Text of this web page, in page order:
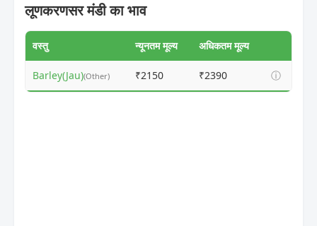
लूणकरणसर मंडी का भाव
वस्तु न्यूनतम मूल्य अधिकतम मूल्य
Barley(Jau)(Other) ₹2150 ₹2390 ⓘ